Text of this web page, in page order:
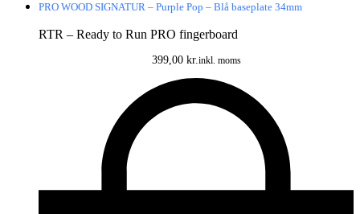
PRO WOOD SIGNATUR – Purple Pop – Blå baseplate 34mm
RTR – Ready to Run PRO fingerboard
399,00 kr.inkl. moms